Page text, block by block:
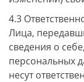
4.3
Лица,
сведения о
персональных
несут